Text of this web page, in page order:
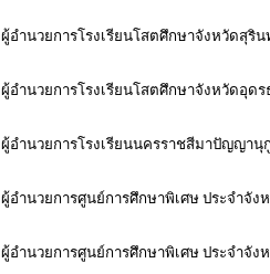
ผู้อำนวยการโรงเรียนโสตศึกษาจังหวัดสุริน
ผู้อำนวยการโรงเรียนโสตศึกษาจังหวัดอุดร
ผู้อำนวยการโรงเรียนนครราชสีมาปัญญานุ
ผู้อำนวยการศูนย์การศึกษาพิเศษ ประจำจัง
ผู้อำนวยการศูนย์การศึกษาพิเศษ ประจำจัง